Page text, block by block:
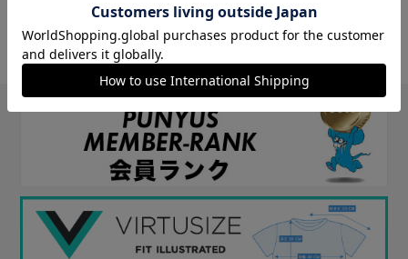
対象アイテム：0件
条件に一致するアイテムがありませんでした。
条件を変えて探してみてください。